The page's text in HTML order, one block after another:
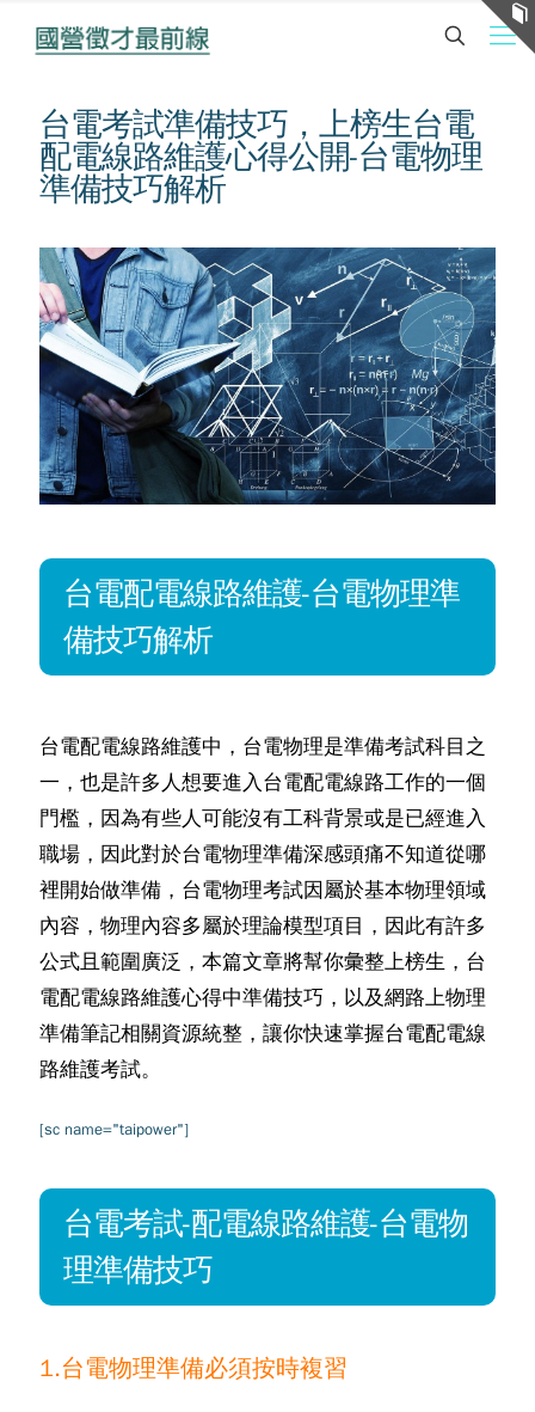
台電考試準備技巧，上榜生台電
配電線路維護心得公開-台電物理
準備技巧解析
台電配電線路維護-台電物理準
備技巧解析
台電配電線路維護中，台電物理是準備考試科目之
一，也是許多人想要進入台電配電線路工作的一個
門檻，因為有些人可能沒有工科背景或是已經進入
職場，因此對於台電物理準備深感頭痛不知道從哪
裡開始做準備，台電物理考試因屬於基本物理領域
內容，物理內容多屬於理論模型項目，因此有許多
公式且範圍廣泛，本篇文章將幫你彙整上榜生，台
電配電線路維護心得中準備技巧，以及網路上物理
準備筆記相關資源統整，讓你快速掌握台電配電線
路維護考試。
[sc name="taipower"]
台電考試-配電線路維護-台電物
理準備技巧
1.台電物理準備必須按時複習